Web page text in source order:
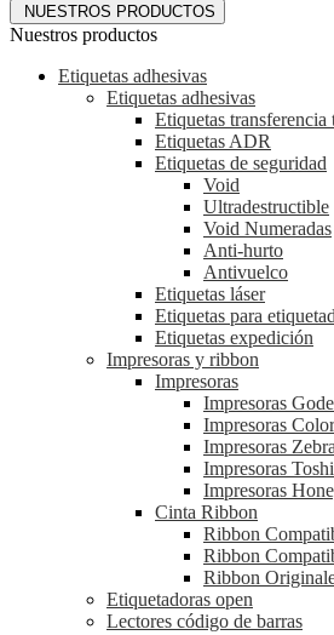
NUESTROS PRODUCTOS
Nuestros productos
Etiquetas adhesivas
Etiquetas adhesivas
Etiquetas transferencia
Etiquetas ADR
Etiquetas de seguridad
Void
Ultradestructible
Void Numeradas
Anti-hurto
Antivuelco
Etiquetas láser
Etiquetas para
Etiquetas expedición
Impresoras y ribbon
Impresoras
Impresoras
Impresoras Color
Impresoras Zebra
Impresoras
Impresoras
Cinta Ribbon
Ribbon
Ribbon
Ribbon
Etiquetadoras open
Lectores código de barras